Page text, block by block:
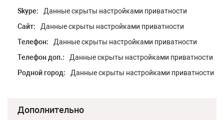
Skype:
Данные скрыты настройками приватности
Сайт:
Данные скрыты настройками приватности
Телефон:
Данные скрыты настройками приватности
Телефон доп.:
Данные скрыты настройками приватности
Родной город:
Данные скрыты настройками приватности
Дополнительно